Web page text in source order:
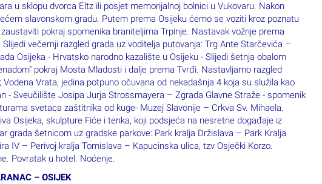
u sklopu dvorca Eltz ili posjet memorijalnoj bolnici u Vukovaru. Nakon
slavonskom gradu. Putem prema Osijeku ćemo se voziti kroz poznatu
pokraj spomenika braniteljima Trpinje. Nastavak vožnje prema
večernji razgled grada uz voditelja putovanja: Trg Ante Starčevića –
Osijeka - Hrvatsko narodno kazalište u Osijeku - Slijedi šetnja obalom
pokraj Mosta Mladosti i dalje prema Tvrđi. Nastavljamo razgled
Vrata, jedina potpuno očuvana od nekadašnja 4 koja su služila kao
- Sveučilište Josipa Jurja Strossmayera – Zgrada Glavne Straže - spomenik
svetaca zaštitnika od kuge- Muzej Slavonije – Crkva Sv. Mihaela.
Osijeka, skulpture Fiće i tenka, koji podsjeća na nesretne događaje iz
grada šetnicom uz gradske parkove: Park kralja Držislava – Park Kralja
IV – Perivoj kralja Tomislava – Kapucinska ulica, tzv Osječki Korzo.
Povratak u hotel. Noćenje.
– OSIJEK